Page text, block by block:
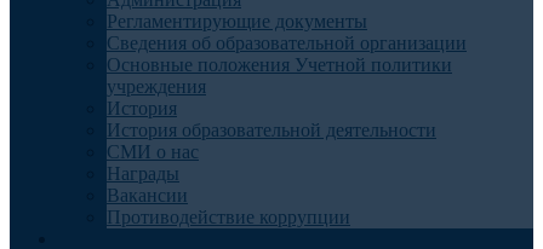
Регламентирующие документы
Сведения об образовательной организации
Основные положения Учетной политики
учреждения
История
История образовательной деятельности
СМИ о нас
Награды
Вакансии
Противодействие коррупции